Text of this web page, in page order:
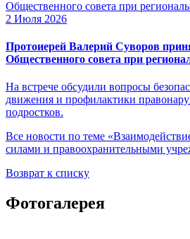
2 Июля 2026
Протоиерей Валерий Суворов
Общественного совета при
На встрече обсудили вопросы
движения и профилактики
подростков.
Все новости по теме
силами и правоохранительными
Возврат к списку
Фотогалерея